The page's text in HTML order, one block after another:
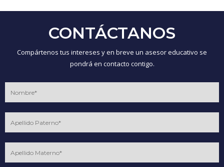
CONTÁCTANOS
Compártenos tus intereses y en breve un asesor educativo se
pondrá en contacto contigo.